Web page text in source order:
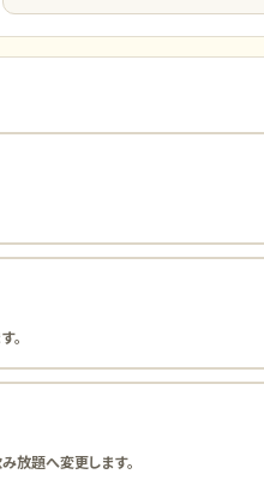
。
放題へ変更します。